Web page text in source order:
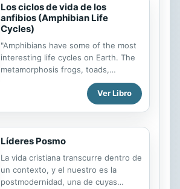
Los ciclos de vida de los
anfibios (Amphibian Life
Cycles)
"Amphibians have some of the most
interesting life cycles on Earth. The
metamorphosis frogs, toads,
salamanders, newts, and caecilians
go through has many steps that
readers need to understand and
concise overview of the general
amphibian life cycle as well as
representative examples of the many
species within the animal group.
Most importantly, the accessible
Ver Libro
Líderes Posmo
La vida cristiana transcurre dentro de
un contexto, y el nuestro es la
postmodernidad, una de cuyas